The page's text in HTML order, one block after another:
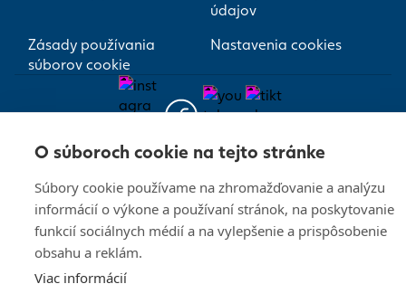
O súboroch cookie na tejto stránke
Súbory cookie používame na zhromažďovanie a analýzu
informácií o výkone a používaní stránok, na poskytovanie
funkcií sociálnych médií a na vylepšenie a prispôsobenie
obsahu a reklám.
Viac informácií
údajov
Zásady používania
súborov cookie
Nastavenia cookies